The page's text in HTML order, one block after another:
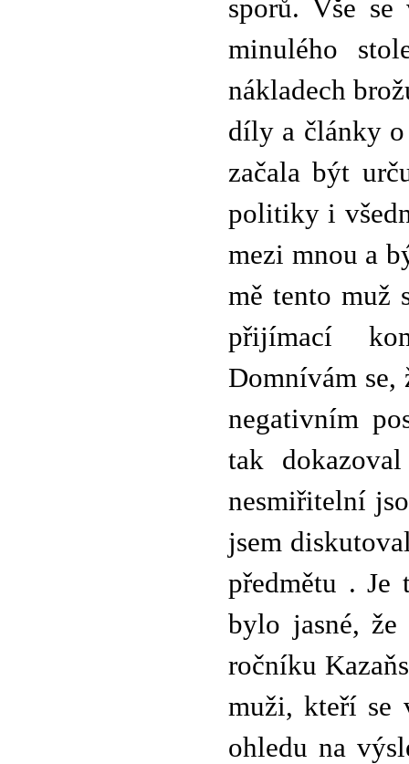
sporů. Vše
minulého
nákladech
díly a články o
začala být
politiky i
mezi mnou a
mě tento muž
přijímací
Domnívám se,
negativním
tak
nesmiřitelní
jsem
předmětu . Je
bylo jasné, že
ročníku
muži, kteří se
ohledu na